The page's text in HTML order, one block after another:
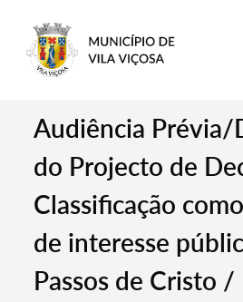
Audiência Prévia/
do Projecto de
Classificação
de interesse
Passos de Cristo /